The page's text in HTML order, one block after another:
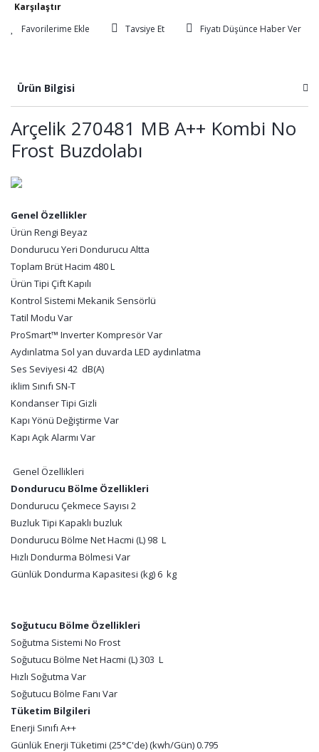
Karşılaştır
Tavsiye Et
Fiyatı Düşünce Haber Ver
Ürün Bilgisi
Arçelik 270481 MB A++ Kombi No
Frost Buzdolabı
Genel Özellikler
Ürün Rengi Beyaz
Dondurucu Yeri Dondurucu Altta
Toplam Brüt Hacim 480 L
Ürün Tipi Çift Kapılı
Kontrol Sistemi Mekanik Sensörlü
Tatil Modu Var
ProSmart™ Inverter Kompresör Var
Aydınlatma Sol yan duvarda LED aydınlatma
Ses Seviyesi 42 dB(A)
iklim Sınıfı SN-T
Kondanser Tipi Gizli
Kapı Yönü Değiştirme Var
Kapı Açık Alarmı Var
Genel Özellikleri
Dondurucu Bölme Özellikleri
Dondurucu Çekmece Sayısı 2
Buzluk Tipi Kapaklı buzluk
Dondurucu Bölme Net Hacmi (L) 98 L
Hızlı Dondurma Bölmesi Var
Günlük Dondurma Kapasitesi (kg) 6 kg
Soğutucu Bölme Özellikleri
Soğutma Sistemi No Frost
Soğutucu Bölme Net Hacmi (L) 303 L
Hızlı Soğutma Var
Soğutucu Bölme Fanı Var
Tüketim Bilgileri
Enerji Sınıfı A++
Günlük Enerji Tüketimi (25°C'de) (kwh/Gün) 0.795